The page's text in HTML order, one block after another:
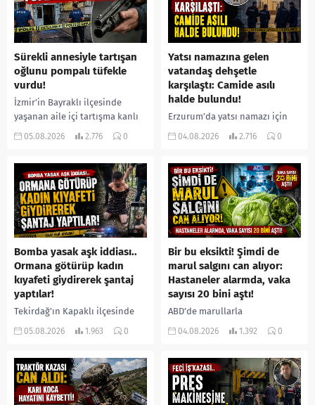
Sürekli annesiyle tartışan
oğlunu pompalı tüfekle
vurdu!
İzmir’in Bayraklı ilçesinde
yaşanan aile içi tartışma kanlı
bitti. İddiaya göre, uzun süredir
05.08.2026 2.776 0
Yatsı namazına gelen
vatandaş dehşetle
karşılaştı: Camide asılı
halde bulundu!
Erzurum’da yatsı namazı için
camiye gelen bir vatandaş,
yerine sevk edilen...
04.08.2026 2.716 0
Bomba yasak aşk iddiası..
Ormana götürüp kadın
kıyafeti giydirerek şantaj
yaptılar!
Tekirdağ’ın Kapaklı ilçesinde
bir kişiyi, arkadaşının eşiyle
kadın kıyafetleri giydirdiği,
özür videosu çektirip...
05.08.2026 1.963 0
Bir bu eksikti! Şimdi de
marul salgını can alıyor:
Hastaneler alarmda, vaka
sayısı 20 bini aştı!
ABD’de marullarla
ilişkilendirilen siklospora
salgında vaka sayısının 20 bini
aştığı belirtilirken, sağlık...
04.08.2026 1.392 0